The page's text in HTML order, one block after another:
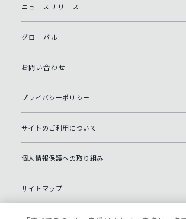
ニュースリリース
グローバル
お問い合わせ
プライバシーポリシー
サイトのご利用について
個人情報保護への取り組み
サイトマップ